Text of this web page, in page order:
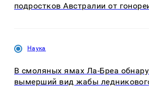
подростков Австралии от
Наука
В смоляных ямах Ла-Бреа
вымерший вид жабы